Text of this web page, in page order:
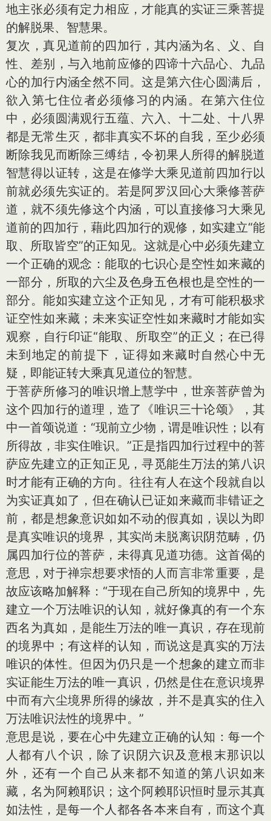
地主张必须有定力相应，才能真的实证三乘菩提
的解脱果、智慧果。
复次，真见道前的四加行，其内涵为名、义、自
性、差别，与入地前应修的四谛十六品心、九品
心的加行内涵全然不同。这是第六住心圆满后，
欲入第七住位者必须修习的内涵。在第六住位
中，必须圆满观行五蕴、六入、十二处、十八界
都是无常生灭，都非真实不坏的自我，至少必须
断除我见而断除三缚结，令初果人所得的解脱道
智慧得以证转，这是在修学大乘见道前四加行以
前就必须先实证的。若是阿罗汉回心大乘修菩萨
道，就不须先修这个内涵，可以直接修习大乘见
道前的四加行，藉此四加行的观修，如实建立“能
取、所取皆空”的正知见。这就是心中必须先建立
一个正确的观念：能取的七识心是空性如来藏的
一部分，所取的六尘及色身五色根也是空性的一
部分。能如实建立这个正知见，才有可能积极求
证空性如来藏；未来实证空性如来藏时才能如实
观察，自行印证“能取、所取空”的正义；在已得
未到地定的前提下，证得如来藏时自然心中无
疑，即能证转大乘真见道位的智慧。
于菩萨所修习的唯识增上慧学中，世亲菩萨曾为
这个四加行的道理，造了《唯识三十论颂》，其
中一首颂说道：“现前立少物，谓是唯识性；以有
所得故，非实住唯识。”正是指四加行过程中的菩
萨应先建立的正知正见，寻觅能生万法的第八识
时才能有正确的方向。往往有人在这个段就自以
为实证真如了，但在确认已证如来藏而非错证之
前，都是想象意识如如不动的假真如，误以为即
是真实唯识的境界，其实尚未脱离识阴范畴，仍
属四加行位的菩萨，未得真见道功德。这首偈的
意思，对于禅宗想要求悟的人而言非常重要，是
故应该略加解释：“于现在自己所知的境界中，先
建立一个万法唯识的认知，就好像真的有一个东
西名为真如，是能生万法的唯一真识，存在现前
的境界中；有这样的认知，而说这是真实的万法
唯识的体性。但因为仍只是一个想象的建立而非
实证能生万法的唯一真识，仍然是住在意识境界
中而有六尘境界所得的缘故，并不是真实的住入
万法唯识法性的境界中。”
意思是说，要在心中先建立正确的认知：每一个
人都有八个识，除了识阴六识及意根末那识以
外，还有一个自己从来都不知道的第八识如来
藏，名为阿赖耶识；这个阿赖耶识恒时显示其真
如法性，是每一个人都各各本来自有，而这个真